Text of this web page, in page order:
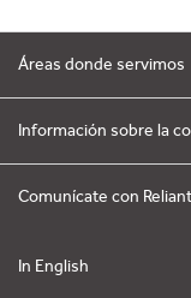
Áreas donde servimos
Información sobre la
Comunícate con Reliant
In English